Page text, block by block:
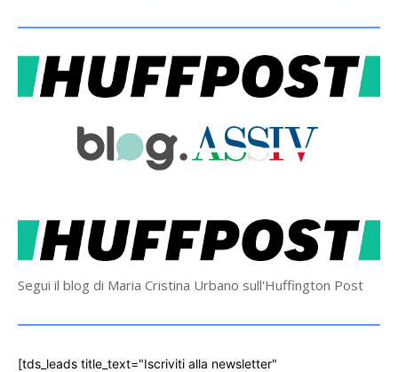
Segui il blog di Maria Cristina Urbano sull'Huffington Post
[tds_leads title_text="Iscriviti alla newsletter"